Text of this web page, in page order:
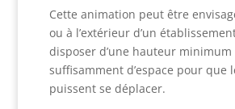
Cette animation peut être
ou à l’extérieur d’un
disposer d’une hauteur
suffisamment d’espace pour que
puissent se déplacer.